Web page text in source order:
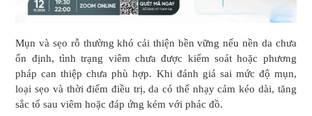
Mụn và sẹo rỗ thường khó cải thiện bền vững nếu nền da chưa
ổn định, tình trạng viêm chưa được kiểm soát hoặc phương
pháp can thiệp chưa phù hợp. Khi đánh giá sai mức độ mụn,
loại sẹo và thời điểm điều trị, da có thể nhạy cảm kéo dài, tăng
sắc tố sau viêm hoặc đáp ứng kém với phác đồ.